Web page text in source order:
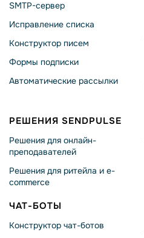
SMTP-сервер
Исправление списка
Конструктор писем
Формы подписки
Автоматические рассылки
РЕШЕНИЯ SENDPULSE
Решения для онлайн-
преподавателей
Решения для ритейла и e-
commerce
ЧАТ-БОТЫ
Конструктор чат-ботов